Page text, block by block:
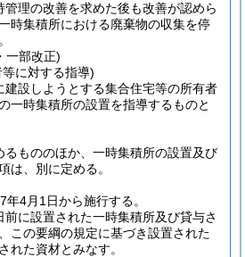
管理の改善を求めた後も改善が認めら
時集積所における廃棄物の収集を停
一部改正)
に対する指導)
建設しようとする集合住宅等の所有者
一時集積所の設置を指導するものと
るもののほか、一時集積所の設置及び
は、別に定める。
年4月1日から施行する。
前に設置された一時集積所及び貸与さ
この要綱の規定に基づき設置された
れた資材とみなす。